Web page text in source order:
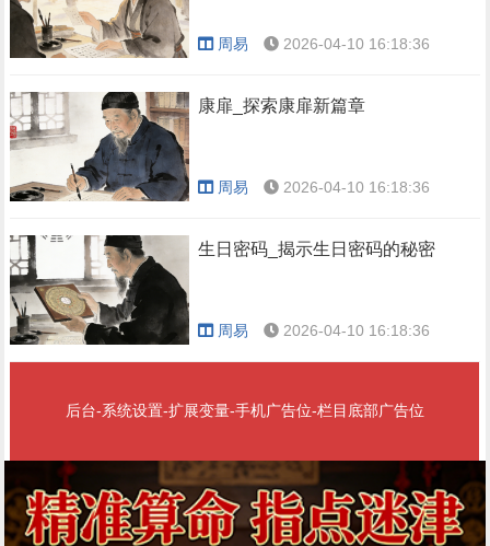
周易 2026-04-10 16:18:36
康扉_探索康扉新篇章
周易 2026-04-10 16:18:36
生日密码_揭示生日密码的秘密
周易 2026-04-10 16:18:36
后台-系统设置-扩展变量-手机广告位-栏目底部广告位